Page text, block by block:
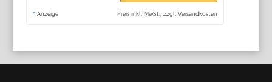
* Anzeige Preis inkl. MwSt., zzgl. Versandkosten